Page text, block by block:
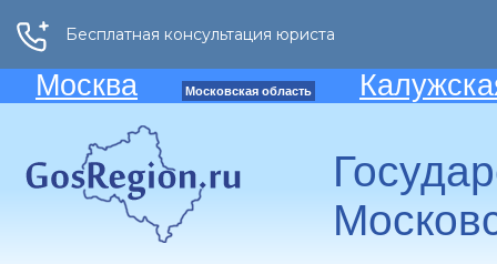
Москва Московская область